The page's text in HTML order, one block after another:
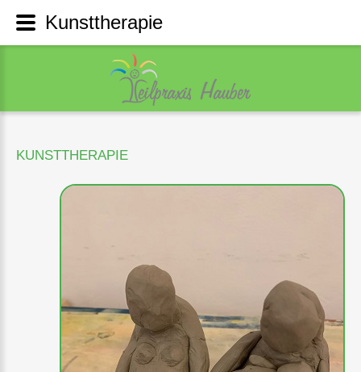
KUNSTTHERAPIE
Kunsttherapie